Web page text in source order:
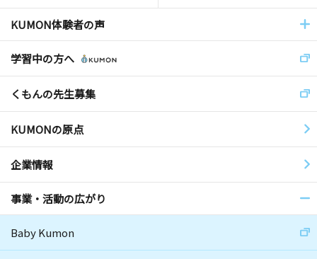
KUMON体験者の声
学習中の方へ
くもんの先生募集
KUMONの原点
企業情報
事業・活動の広がり
Baby Kumon